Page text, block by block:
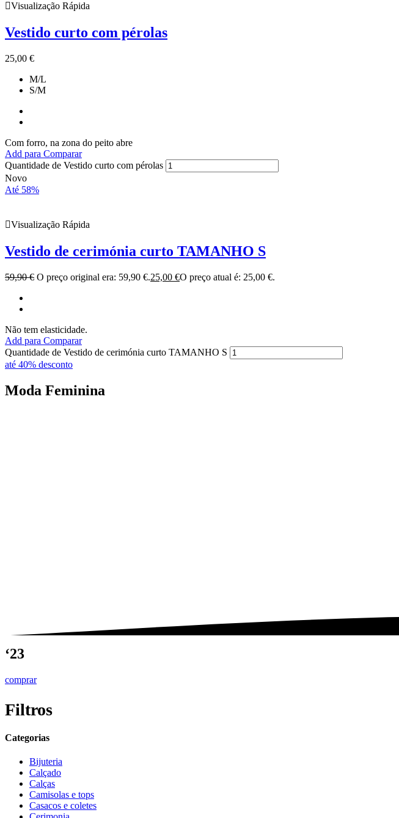
Visualização Rápida
Vestido curto com pérolas
25,00 €
M/L
S/M
Com forro, na zona do peito abre
Add para Comparar
Quantidade de Vestido curto com pérolas
Novo
Até 58%
Visualização Rápida
Vestido de cerimónia curto TAMANHO S
59,90€ O preço original era: 59,90 €.25,00 €O preço atual é: 25,00 €.
Não tem elasticidade.
Add para Comparar
Quantidade de Vestido de cerimónia curto TAMANHO S
até 40% desconto
Moda Feminina
‘23
comprar
Filtros
Categorias
Bijuteria
Calçado
Calças
Camisolas e tops
Casacos e coletes